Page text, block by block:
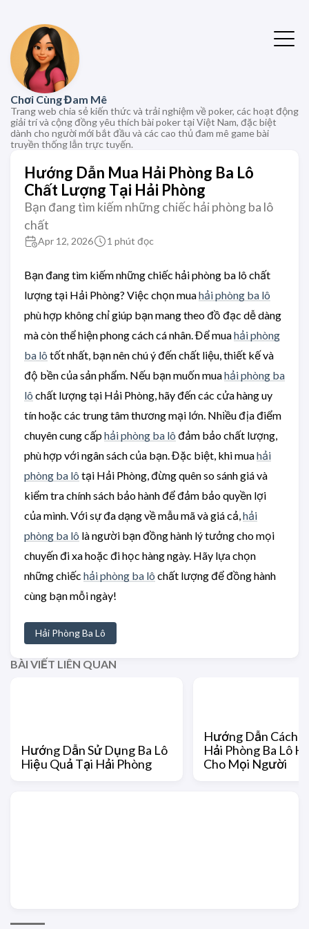
Chơi Cùng Đam Mê
Trang web chia sẻ kiến thức và trải nghiệm về poker, các hoạt động
giải trí và cộng đồng yêu thích bài poker tại Việt Nam, đặc biệt
dành cho người mới bắt đầu và các cao thủ đam mê game bài
truyền thống lẫn trực tuyến.
Hướng Dẫn Mua Hải Phòng Ba Lô
Chất Lượng Tại Hải Phòng
Bạn đang tìm kiếm những chiếc hải phòng ba lô
chất
Apr 12, 2026 1 phút đọc
Bạn đang tìm kiếm những chiếc hải phòng ba lô chất
lượng tại Hải Phòng? Việc chọn muahải phòng ba lô
phù hợp không chỉ giúp bạn mang theo đồ đạc dễ dàng
mà còn thể hiện phong cách cá nhân. Để muahải phòng
ba lô tốt nhất, bạn nên chú ý đến chất liệu, thiết kế và
độ bền của sản phẩm. Nếu bạn muốn muahải phòng ba
lô chất lượng tại Hải Phòng, hãy đến các cửa hàng uy
tín hoặc các trung tâm thương mại lớn. Nhiều địa điểm
chuyên cung cấphải phòng ba lô đảm bảo chất lượng,
phù hợp với ngân sách của bạn. Đặc biệt, khi muahải
phòng ba lô tại Hải Phòng, đừng quên so sánh giá và
kiểm tra chính sách bảo hành để đảm bảo quyền lợi
của mình. Với sự đa dạng về mẫu mã và giá cả,hải
phòng ba lô là người bạn đồng hành lý tưởng cho mọi
chuyến đi xa hoặc đi học hàng ngày. Hãy lựa chọn
những chiếc hải phòng ba lô chất lượng để đồng hành
cùng bạn mỗi ngày!
Hải Phòng Ba Lô
BÀI VIẾT LIÊN QUAN
Hướng Dẫn Sử Dụng Ba Lô
Hiệu Quả Tại Hải Phòng
Hướng Dẫn Cách
Hải Phòng Ba Lô
Cho Mọi Người